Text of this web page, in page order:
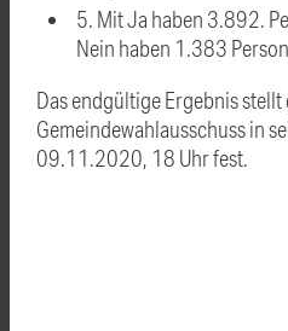
5. Mit Ja haben 3.892.
Nein haben 1.383
Das endgültige Ergebnis stellt
Gemeindewahlausschuss in
09.11.2020, 18 Uhr fest.